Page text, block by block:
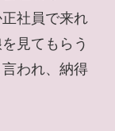
社員で来れ
見てもらう
われ、納得